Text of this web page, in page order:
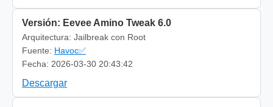
Versión: Eevee Amino Tweak 6.0
Arquitectura: Jailbreak con Root
Fuente: Havoc✅
Fecha: 2026-03-30 20:43:42
Descargar